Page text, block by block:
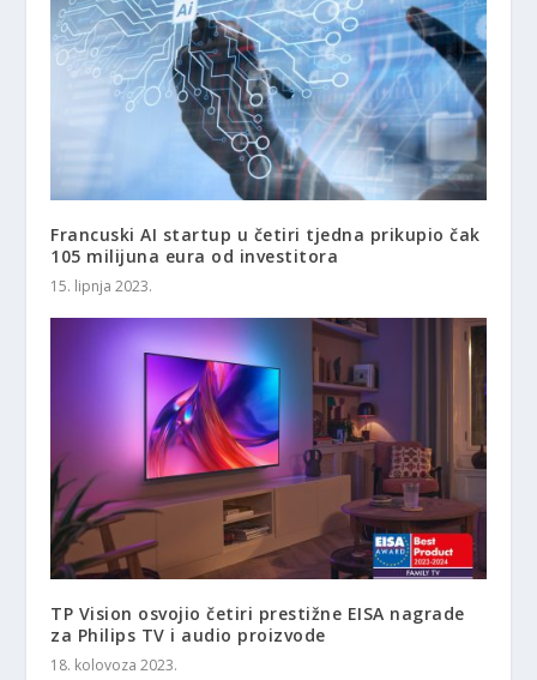
Francuski AI startup u četiri tjedna prikupio čak
105 milijuna eura od investitora
15. lipnja 2023.
TP Vision osvojio četiri prestižne EISA nagrade
za Philips TV i audio proizvode
18. kolovoza 2023.